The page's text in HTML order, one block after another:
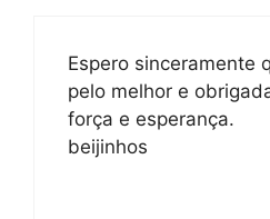
Espero sinceramente
pelo melhor e
força e esperança.
beijinhos